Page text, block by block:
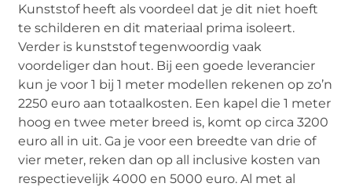
Kunststof heeft als voordeel dat je dit niet hoeft
te schilderen en dit materiaal prima isoleert.
Verder is kunststof tegenwoordig vaak
voordeliger dan hout. Bij een goede leverancier
kun je voor 1 bij 1 meter modellen rekenen op zo’n
2250 euro aan totaalkosten. Een kapel die 1 meter
hoog en twee meter breed is, komt op circa 3200
euro all in uit. Ga je voor een breedte van drie of
vier meter, reken dan op all inclusive kosten van
respectievelijk 4000 en 5000 euro. Al met al